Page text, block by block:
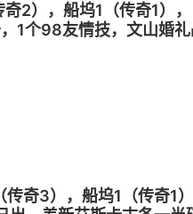
2），船坞1（传奇1）
1个98友情技，文山婚
奇3），船坞1（传奇1